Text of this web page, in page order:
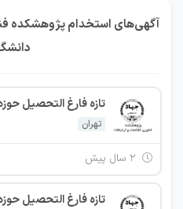
آگهی‌های استخدام پژوهشکده
تازه فارغ التحصیل
تهران
تازه فارغ التحصیل